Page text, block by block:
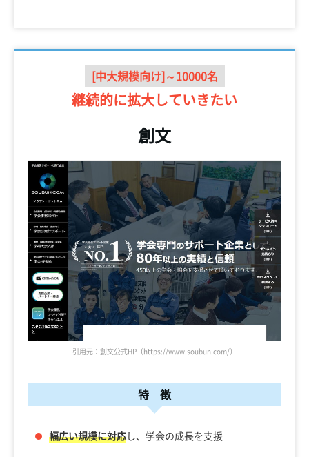
[中大規模向け]～10000名
継続的に拡大していきたい
創文
引用元：創文公式HP（https://www.soubun.com/）
特 徴
幅広い規模に対応し、学会の成長を支援